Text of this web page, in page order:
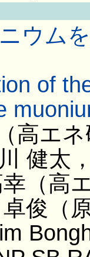
ウム
of
高エ
健太
（高
俊（